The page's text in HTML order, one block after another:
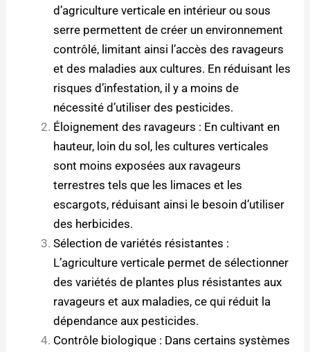
d’agriculture verticale en intérieur ou sous
serre permettent de créer un environnement
contrôlé, limitant ainsi l’accès des ravageurs
et des maladies aux cultures. En réduisant les
risques d’infestation, il y a moins de
nécessité d’utiliser des pesticides.
Éloignement des ravageurs : En cultivant en
hauteur, loin du sol, les cultures verticales
sont moins exposées aux ravageurs
terrestres tels que les limaces et les
escargots, réduisant ainsi le besoin d’utiliser
des herbicides.
Sélection de variétés résistantes :
L’agriculture verticale permet de sélectionner
des variétés de plantes plus résistantes aux
ravageurs et aux maladies, ce qui réduit la
dépendance aux pesticides.
Contrôle biologique : Dans certains systèmes